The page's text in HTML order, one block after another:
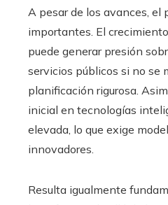
A pesar de los avances, el
importantes. El
puede generar presión
servicios públicos si no se
planificación rigurosa.
inicial en tecnologías
elevada, lo que exige
innovadores.
Resulta igualmente